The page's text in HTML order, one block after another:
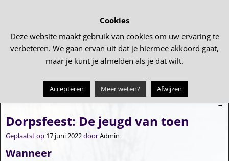
Bericht navigatie
Tollebeker Tour Tocht 2022
Wie gaat er mee naar Garderen???
→
Dorpsfeest: De jeugd van toen
Geplaatst op 17 juni 2022doorAdmin
Wanneer
Cookies
Deze website maakt gebruik van cookies om uw ervaring te
verbeteren. We gaan ervan uit dat je hiermee akkoord gaat,
maar je kunt je afmelden als je dat wilt.
Accepteren Meer weten? Afwijzen